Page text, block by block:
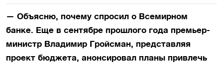
— Объясню, почему спросил о Всемирном
банке. Еще в сентябре прошлого года премьер-
министр Владимир Гройсман, представляя
проект бюджета, анонсировал планы привлечь